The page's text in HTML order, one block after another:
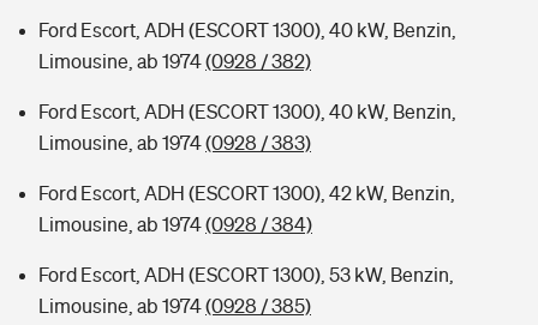
Ford Escort, ADH (ESCORT 1300), 40 kW, Benzin,
Limousine, ab 1974(0928 / 382)
Ford Escort, ADH (ESCORT 1300), 40 kW, Benzin,
Limousine, ab 1974(0928 / 383)
Ford Escort, ADH (ESCORT 1300), 42 kW, Benzin,
Limousine, ab 1974(0928 / 384)
Ford Escort, ADH (ESCORT 1300), 53 kW, Benzin,
Limousine, ab 1974(0928 / 385)